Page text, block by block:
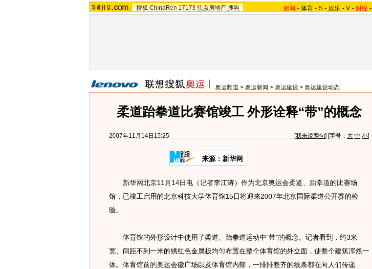
搜狐 ChinaRen 17173 焦点房地产 搜狗 新闻 - 体育 - S - 娱乐 - V - 财经 -
奥运频道 > 奥运新闻 > 奥运建设 > 奥运建设动态
柔道跆拳道比赛馆竣工 外形诠释“带”的概念
2007年11月14日15:25 [我来说两句] [字号： 大 中 小]
来源：新华网
新华网北京11月14日电（记者李江涛）作为北京奥运会柔道、跆拳道的比赛场
馆，已竣工启用的北京科技大学体育馆15日将迎来2007年北京国际柔道公开赛的检
验。
体育馆的外形设计中使用了柔道、跆拳道运动中“带”的概念。记者看到，约3米
宽、间距不到一米的锈红色金属板均匀布置在整个体育馆的外立面，使整个建筑浑然一
体。体育馆前的奥运会徽广场以及体育馆内部，一排排整齐的线条都在向人们传递